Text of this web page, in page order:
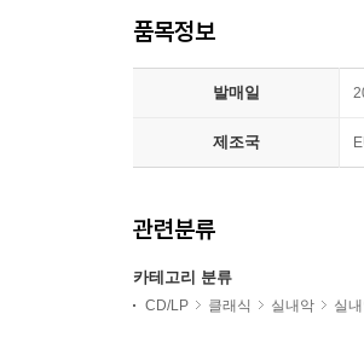
품목정보
발매일
제조국
관련분류
카테고리 분류
CD/LP 클래식 실내악 실